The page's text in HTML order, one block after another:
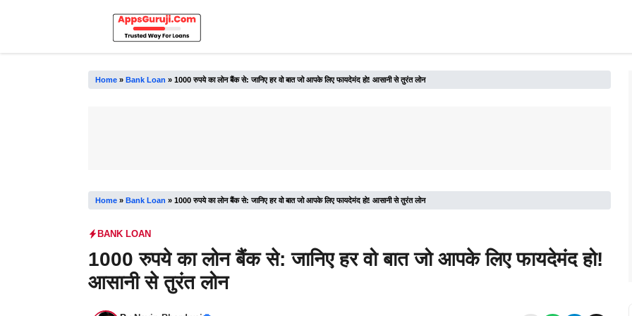
Home» Bank Loan » 1000 रुपये का लोन बैंक से: जानिए हर वो बात जो आपके लिए फायदेमंद हो! आसानी से तुरंत लोन
Home» Bank Loan » 1000 रुपये का लोन बैंक से: जानिए हर वो बात जो आपके लिए फायदेमंद हो! आसानी से तुरंत लोन
BANK LOAN
1000 रुपये का लोन बैंक से: जानिए हर वो बात जो आपके लिए फायदेमंद हो!
आसानी से तुरंत लोन